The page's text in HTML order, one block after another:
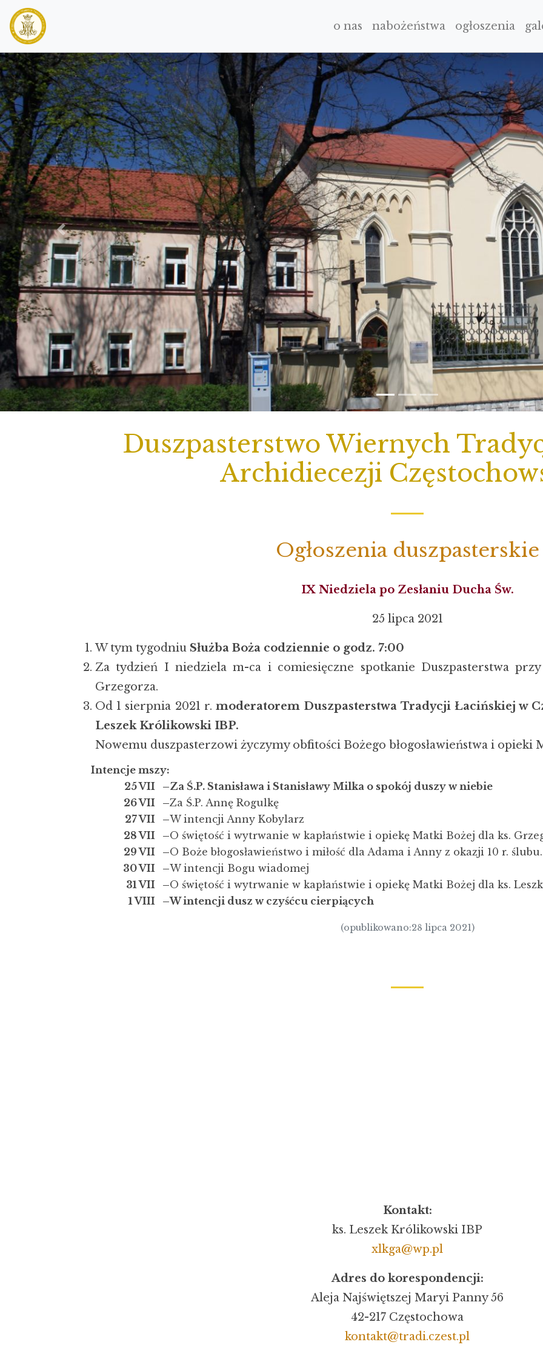
o nas nabożeństwa ogłoszenia
PREVIOUS
Duszpasterstwo Wiernych
Archidiecezji
Ogłoszenia duszpasterskie
IX Niedziela po Zesłaniu Ducha Św.
25 lipca 2021
W tym tygodniu Służba Boża codziennie o godz. 7:00
Za tydzień I niedziela m-ca i comiesięczne spotkanie Duszpasterstwa
Grzegorza.
Od 1 sierpnia 2021 r.moderatorem Duszpasterstwa Tradycji Łacińskiej w
Leszek Królikowski IBP.
Nowemu duszpasterzowi życzymy obfitości Bożego błogosławieństwa i opieki
Intencje mszy:
25 VII –Za Ś.P. Stanisława i Stanisławy Milka o spokój duszy w niebie
26 VII –Za Ś.P. Annę Rogulkę
27 VII –W intencji Anny Kobylarz
28 VII –O świętość i wytrwanie w kapłaństwie i opiekę Matki Bożej dla ks.
29 VII –O Boże błogosławieństwo i miłość dla Adama i Anny z okazji 10 r. ślubu.
30 VII –W intencji Bogu wiadomej
31 VII –O świętość i wytrwanie w kapłaństwie i opiekę Matki Bożej dla ks.
1 VIII –W intencji dusz w czyśćcu cierpiących
(opublikowano:28 lipca 2021)
Kontakt:
ks. Leszek Królikowski IBP
xlkga@wp.pl
Adres do korespondencji:
Aleja Najświętszej Maryi Panny 56
42-217 Częstochowa
kontakt@tradi.czest.pl